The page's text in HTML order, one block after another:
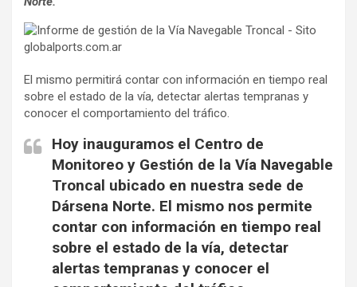
El mismo permitirá contar con información en tiempo real
sobre el estado de la vía, detectar alertas tempranas y
conocer el comportamiento del tráfico.
Hoy inauguramos el Centro de
Monitoreo y Gestión de la Vía Navegable
Troncal ubicado en nuestra sede de
Dársena Norte. El mismo nos permite
contar con información en tiempo real
sobre el estado de la vía, detectar
alertas tempranas y conocer el